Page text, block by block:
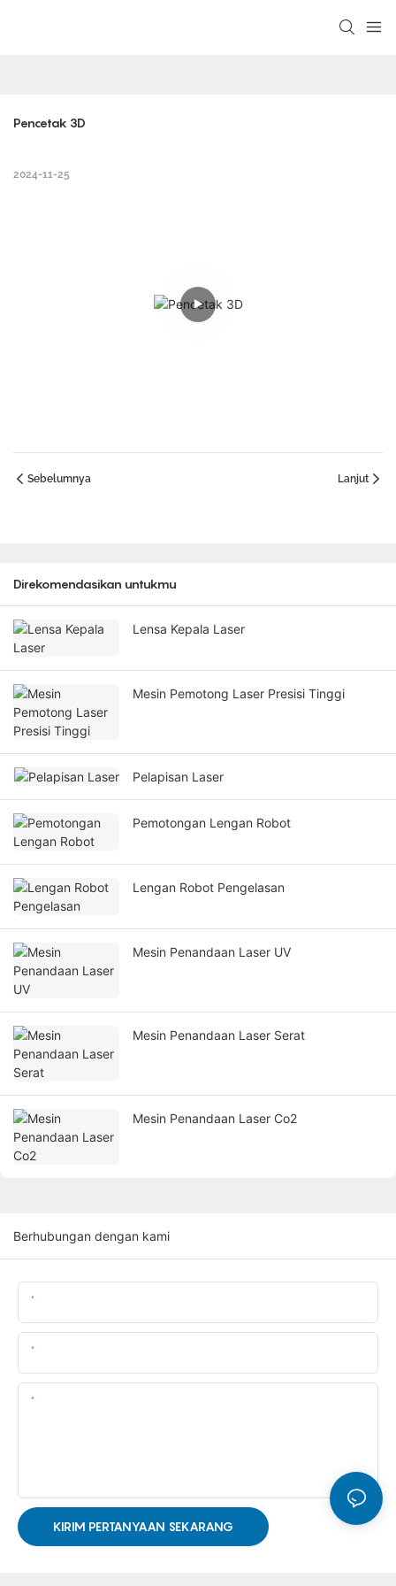
Pencetak 3D
2024-11-25
Sebelumnya Lanjut
Direkomendasikan untukmu
Lensa Kepala Laser
Mesin Pemotong Laser Presisi Tinggi
Pelapisan Laser
Pemotongan Lengan Robot
Lengan Robot Pengelasan
Mesin Penandaan Laser UV
Mesin Penandaan Laser Serat
Mesin Penandaan Laser Co2
Berhubungan dengan kami
KIRIM PERTANYAAN SEKARANG